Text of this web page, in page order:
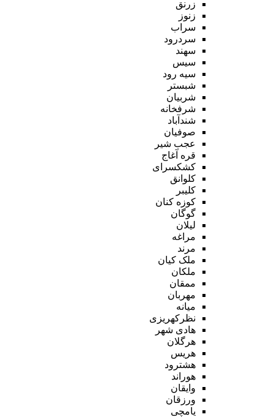
زرنق
زنوز
سراب
سردرود
سهند
سیس
سیه رود
شبستر
شربیان
شرفخانه
شندآباد
صوفیان
عجب شیر
قره آغاج
کشکسرای
کلوانق
کلیبر
کوزه کنان
گوگان
لیلان
مراغه
مرند
ملک کیان
ملکان
ممقان
مهربان
میانه
نظرکهریزی
هادی شهر
هرگلان
هریس
هشترود
هوراند
وایقان
ورزقان
یامچی